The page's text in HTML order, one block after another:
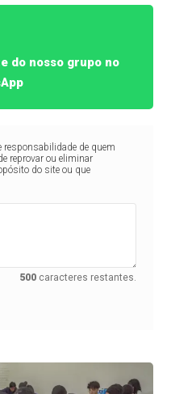
do nosso grupo no
responsabilidade de quem
reprovar ou eliminar
do site ou que
500 caracteres restantes.